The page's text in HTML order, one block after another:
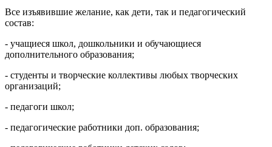
Все изъявившие желание, как дети, так и педагогический
состав:
- учащиеся школ, дошкольники и обучающиеся
дополнительного образования;
- студенты и творческие коллективы любых творческих
организаций;
- педагоги школ;
- педагогические работники доп. образования;